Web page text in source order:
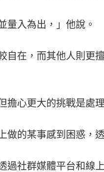
量入為出，」他說。
自在，而其他人則更
擔心更大的挑戰是處
做的某事感到困惑，
過社群媒體平台和線